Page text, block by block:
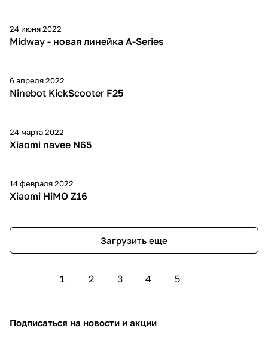
24 июня 2022
Midway - новая линейка A-Series
6 апреля 2022
Ninebot KickScooter F25
24 марта 2022
Xiaomi navee N65
14 февраля 2022
Xiaomi HiMO Z16
Загрузить еще
1 2 3 4 5
Подписаться на новости и акции